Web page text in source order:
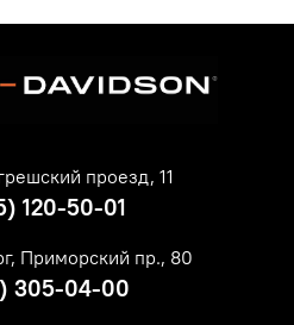
проезд, 11
120-50-01
Приморский пр., 80
305-04-00